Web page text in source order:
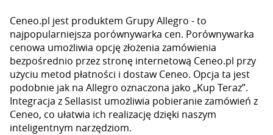
Ceneo.pl jest produktem Grupy Allegro - to
najpopularniejsza porównywarka cen. Porównywarka
cenowa umożliwia opcję złożenia zamówienia
bezpośrednio przez stronę internetową Ceneo.pl przy
użyciu metod płatności i dostaw Ceneo. Opcja ta jest
podobnie jak na Allegro oznaczona jako „Kup Teraz”.
Integracja z Sellasist umożliwia pobieranie zamówień z
Ceneo, co ułatwia ich realizację dzięki naszym
inteligentnym narzędziom.